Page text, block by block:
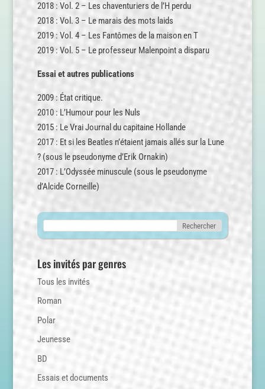
2018 : Vol. 2 – Les chaventuriers de l’H perdu
2018 : Vol. 3 – Le marais des mots laids
2019 : Vol. 4 – Les Fantômes de la maison en T
2019 : Vol. 5 – Le professeur Malenpoint a disparu
Essai et autres publications
2009 : État critique.
2010 : L’Humour pour les Nuls
2015 : Le Vrai Journal du capitaine Hollande
2017 : Et si les Beatles n’étaient jamais allés sur la Lune
? (sous le pseudonyme d’Erik Ornakin)
2017 : L’Odyssée minuscule (sous le pseudonyme
d’Alcide Corneille)
Les invités par genres
Tous les invités
Roman
Polar
Jeunesse
BD
Essais et documents